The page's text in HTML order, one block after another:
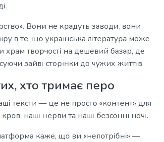
Вони не крадуть заводи, вони
в те, що українська література може
творчості на дешевий базар, де
зайві сторінки до чужих життів.
хто тримає перо
тексти — це не просто «контент» для
наші нерви та наші безсонні ночі.
каже, що ви «непотрібні» —